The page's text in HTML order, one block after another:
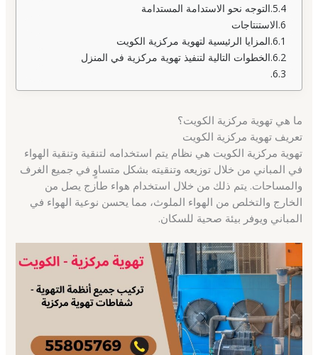
التوجه نحو الاستدامة المستدامة
الاستنتاجات
المزايا الرئيسية لتهوية مركزية الكويت
الخطوات التالية لتنفيذ تهوية مركزية في المنزل
ما هي تهوية مركزية الكويت؟
تعريف تهوية مركزية الكويت
تهوية مركزية الكويت هي نظام يتم استخدامه لتنقية وتنقية الهواء
في المباني من خلال توزيعه وتنقيته بشكل متساوٍ في جميع الغرف
والمساحات. يتم ذلك من خلال استخدام هواء طازج يصل من
الخارج والتخلص من الهواء الملوث، مما يحسن نوعية الهواء في
المباني ويوفر بيئة صحية للسكان.